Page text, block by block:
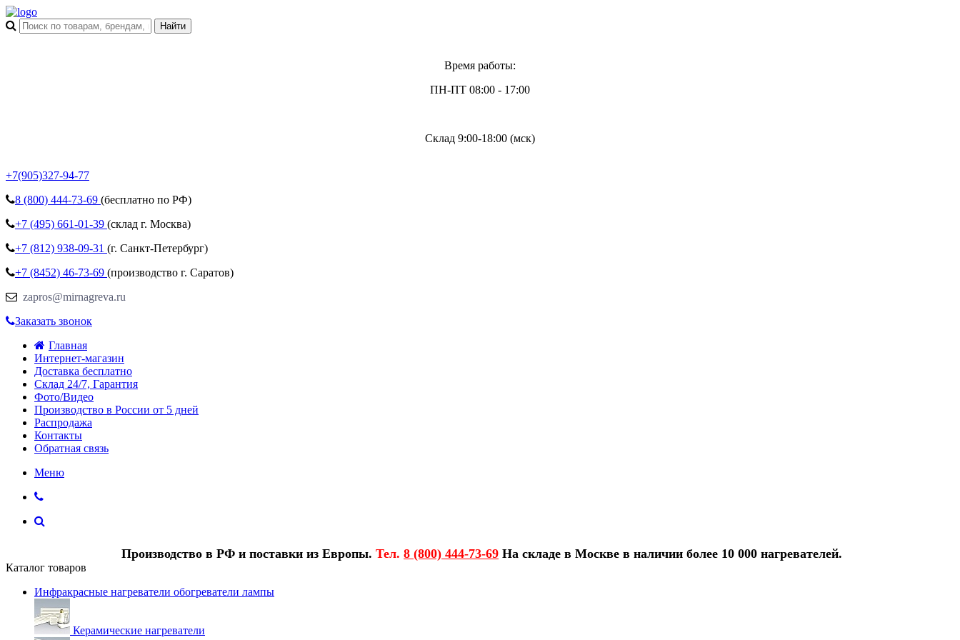
Время работы:
ПН-ПТ 08:00 - 17:00
Склад 9:00-18:00 (мск)
+7(905)327-94-77
8 (800) 444-73-69 (бесплатно по РФ)
+7 (495) 661-01-39 (склад г. Москва)
+7 (812) 938-09-31 (г. Санкт-Петербург)
+7 (8452) 46-73-69 (производство г. Саратов)
zapros@mirnagreva.ru
Заказать звонок
Главная
Интернет-магазин
Доставка бесплатно
Склад 24/7, Гарантия
Фото/Видео
Производство в России от 5 дней
Распродажа
Контакты
Обратная связь
Меню
Производство в РФ и поставки из Европы. Тел. 8 (800) 444-73-69 На складе в Москве в наличии более 10 000 нагревателей.
Каталог товаров
Инфракрасные нагреватели обогреватели лампы
Керамические нагреватели